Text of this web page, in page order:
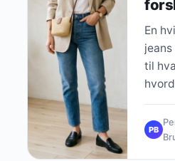
En
til
til
PB